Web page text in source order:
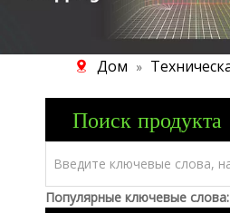
Дом »
Поиск продукта
Популярные ключевые слова: